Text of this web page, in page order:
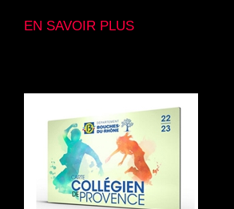
EN SAVOIR PLUS